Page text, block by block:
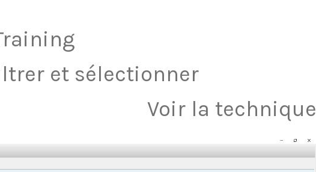
et sélectionner
Voir la technique